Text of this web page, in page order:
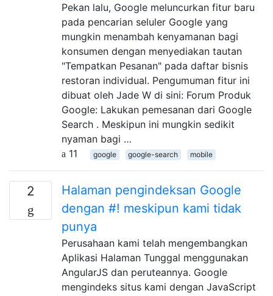
Pekan lalu, Google meluncurkan fitur baru
pada pencarian seluler Google yang
mungkin menambah kenyamanan bagi
konsumen dengan menyediakan tautan
"Tempatkan Pesanan" pada daftar bisnis
restoran individual. Pengumuman fitur ini
dibuat oleh Jade W di sini: Forum Produk
Google: Lakukan pemesanan dari Google
Search . Meskipun ini mungkin sedikit
nyaman bagi …
11
google google-search mobile
2
Halaman pengindeksan Google
dengan #! meskipun kami tidak
punya
Perusahaan kami telah mengembangkan
Aplikasi Halaman Tunggal menggunakan
AngularJS dan peruteannya. Google
mengindeks situs kami dengan JavaScript